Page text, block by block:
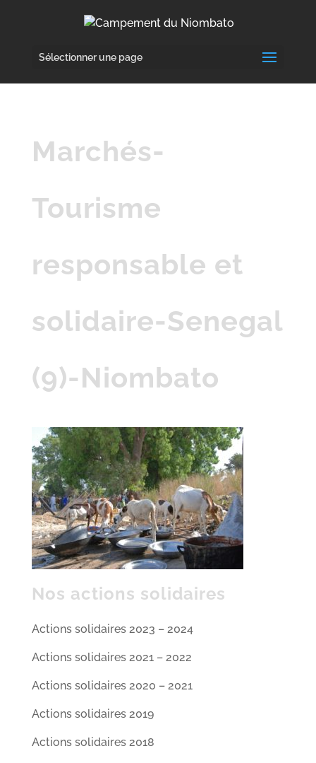
Sélectionner une page
Marchés-
Tourisme
responsable et
solidaire-Senegal
(9)-Niombato
Nos actions solidaires
Actions solidaires 2023 – 2024
Actions solidaires 2021 – 2022
Actions solidaires 2020 – 2021
Actions solidaires 2019
Actions solidaires 2018